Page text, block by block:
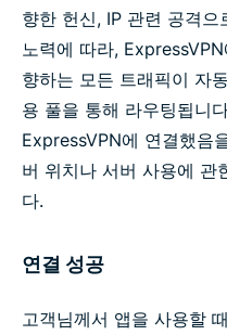
향한 헌신, IP 관련 공격
노력에 따라,
향하는 모든 트래픽이 자
용 풀을 통해 라우팅됩니
ExpressVPN에 연결했음
버 위치나 서버 사용에 관
다.
연결 성공
고객님께서 앱을 사용할